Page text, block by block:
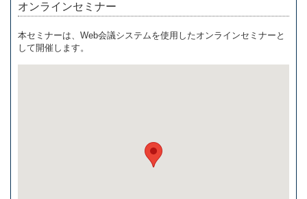
オンラインセミナー
本セミナーは、Web会議システムを使用したオンラインセミナーと
して開催します。